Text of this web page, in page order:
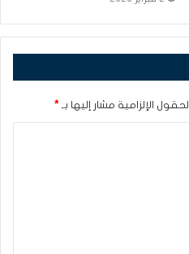
الحقول الإلزامية مشار إليها بـ *